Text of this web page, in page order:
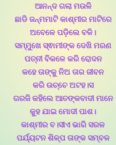
ଆନନ୍ଦ ଗଲା ମଉଳି
ଛାଡି ଜନ୍ମମାଟି କାଶ୍ମୀର ମାଟିରେ
ଅବେଳେ ପଡ଼ିଲେ ବଳି।
ସମ୍ମୁଖେ ସ୍ଵାମୀଙ୍କ ଦେଖି ମରଣ
ପତ୍ନୀ ବିକଳେ କରି ରୋଦନ
କହେ ତାଙ୍କୁ ନିଅ ତାର ଜୀବନ
କରି ଉଚ୍ଚେ ଅଟହ।ସ
ଗରଜି କହିଲେ ଆତଙ୍କବାଦୀ ମାନେ
କୁହ ଯାଇ ମୋଦୀ ପାଶ।
କାଶ୍ମୀର ବ।ସୀଏ ଭାରି ସରଳ
ପର୍ଯ୍ୟଟନ ଶିଳ୍ପ ତାଙ୍କ ସମ୍ବଳ